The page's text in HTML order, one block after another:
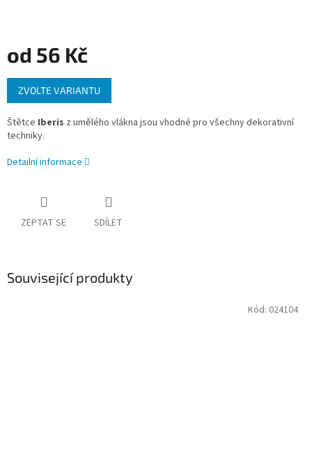
od 56 Kč
Měrná
cena:
ZVOLTE VARIANTU
Štětce Iberis z umělého vlákna jsou vhodné pro všechny dekorativní
techniky.
Detailní informace
ZEPTAT SE SDÍLET
Související produkty
Kód: 024104